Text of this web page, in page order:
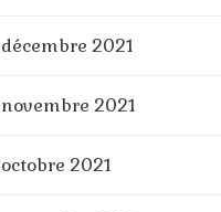
décembre 2021
novembre 2021
octobre 2021